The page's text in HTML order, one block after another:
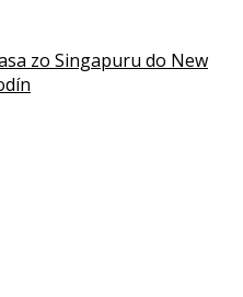
zo Singapuru do New